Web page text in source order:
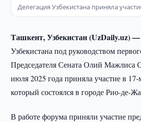
Делегация Узбекистана приняла
Ташкент, Узбекистан (UzDaily.uz)
Узбекистана под руководством
Председателя Сената Олий Мажлиса
июля 2025 года приняла участие в
который состоялся в городе Рио-де-
В работе форума приняли участие